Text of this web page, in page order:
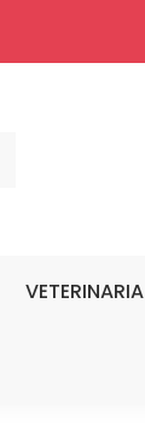
VETERINARIA